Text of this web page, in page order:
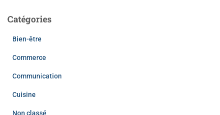
Catégories
Bien-être
Commerce
Communication
Cuisine
Non classé